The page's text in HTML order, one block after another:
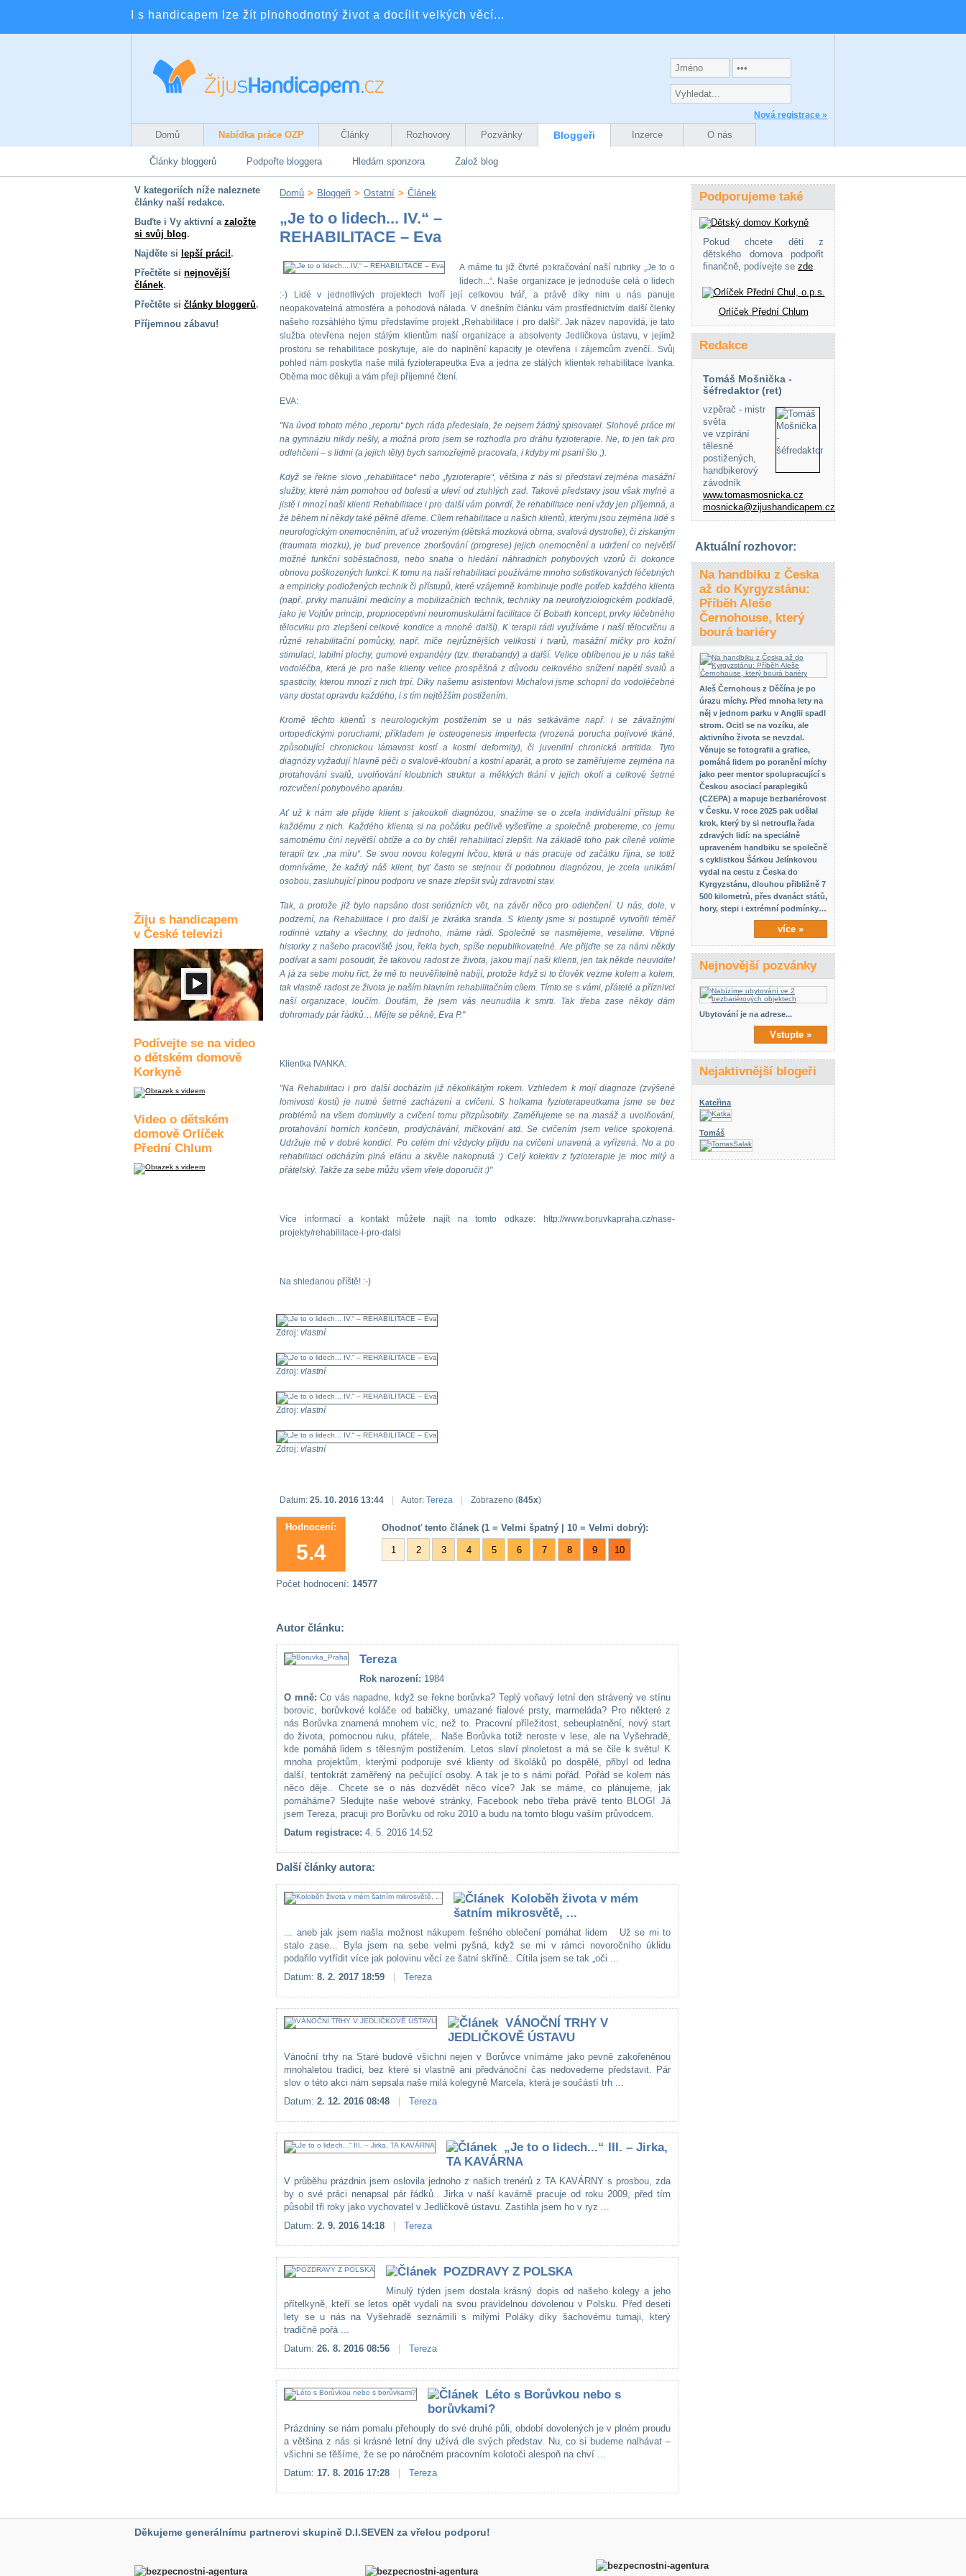
I s handicapem lze žít plnohodnotný život a docílit velkých věcí...
Nová registrace »
Domů Nabídka práce OZP Články Rozhovory Pozvánky Bloggeři Inzerce O nás
Články bloggerů Podpořte bloggera Hledám sponzora Založ blog
V kategoriích níže naleznete
články naší redakce.
Buďte i Vy aktivní a založte
si svůj blog.
Najděte si lepší práci!.
Přečtěte si nejnovější
článek.
Přečtěte si články bloggerů.
Příjemnou zábavu!
Žiju s handicapem
v České televizi
Podívejte se na video
o dětském domově
Korkyně
Video o dětském
domově Orlíček
Přední Chlum
Domů > Bloggeři > Ostatní > Článek
„Je to o lidech... IV.“ –
REHABILITACE – Eva
A máme tu již čtvrté pokračování naší rubriky „Je to o
lidech...“. Naše organizace je jednoduše celá o lidech
:-) Lidé v jednotlivých projektech tvoří její celkovou tvář, a právě díky nim u nás panuje
neopakovatelná atmosféra a pohodová nálada. V dnešním článku vám prostřednictvím další členky
našeho rozsáhlého týmu představíme projekt „Rehabilitace i pro další“. Jak název napovídá, je tato
služba otevřena nejen stálým klientům naší organizace a absolventy Jedličkova ústavu, v jejímž
prostoru se rehabilitace poskytuje, ale do naplnění kapacity je otevřena i zájemcům zvenčí.. Svůj
pohled nám poskytla naše milá fyzioterapeutka Eva a jedna ze stálých klientek rehabilitace Ivanka.
Oběma moc děkuji a vám přeji příjemné čtení.
EVA:
"Na úvod tohoto mého „reportu“ bych ráda předeslala, že nejsem žádný spisovatel. Slohové práce mi
na gymnáziu nikdy nešly, a možná proto jsem se rozhodla pro dráhu fyzioterapie. Ne, to jen tak pro
odlehčení – s lidmi (a jejich těly) bych samozřejmě pracovala, i kdyby mi psaní šlo ;).
Když se řekne slovo „rehabilitace“ nebo „fyzioterapie“, většina z nás si představí zejména masážní
služby, které nám pomohou od bolestí a uleví od ztuhlých zad. Takové představy jsou však mylné a
jistě i mnozí naši klienti Rehabilitace i pro další vám potvrdí, že rehabilitace není vždy jen příjemná, a
že během ní někdy také pěkně dřeme. Cílem rehabilitace u našich klientů, kterými jsou zejména lidé s
neurologickým onemocněním, ať už vrozeným (dětská mozková obrna, svalová dystrofie), či získaným
(traumata mozku), je buď prevence zhoršování (progrese) jejich onemocnění a udržení co největší
možné funkční soběstačnosti, nebo snaha o hledání náhradních pohybových vzorů či dokonce
obnovu poškozených funkcí. K tomu na naší rehabilitaci používáme mnoho sofistikovaných léčebných
a empiricky podložených technik či přístupů, které vzájemně kombinuje podle potřeb každého klienta
(např. prvky manuální medicíny a mobilizačních technik, techniky na neurofyziologickém podkladě,
jako je Vojtův princip, proprioceptivní neuromuskulární facilitace či Bobath koncept, prvky léčebného
tělocviku pro zlepšení celkové kondice a mnohé další). K terapii rádi využíváme i naší tělocvičnu a
různé rehabilitační pomůcky, např. míče nejrůznějších velikostí i tvarů, masážní míčky pro kožní
stimulaci, labilní plochy, gumové expandéry (tzv. therabandy) a další. Velice oblíbenou je u nás také
vodoléčba, která je pro naše klienty velice prospěšná z důvodu celkového snížení napětí svalů a
spasticity, kterou mnozí z nich trpí. Díky našemu asistentovi Michalovi jsme schopní do vodoléčebné
vany dostat opravdu každého, i s tím nejtěžším postižením.
Kromě těchto klientů s neurologickým postižením se u nás setkáváme např. i se závažnými
ortopedickými poruchami; příkladem je osteogenesis imperfecta (vrozená porucha pojivové tkáně,
způsobující chronickou lámavost kostí a kostní deformity), či juvenilní chronická artritida. Tyto
diagnózy vyžadují hlavně péči o svalově-kloubní a kostní aparát, a proto se zaměřujeme zejména na
protahování svalů, uvolňování kloubních struktur a měkkých tkání v jejich okolí a celkové šetrné
rozcvičení pohybového aparátu.
Ať už k nám ale přijde klient s jakoukoli diagnózou, snažíme se o zcela individuální přístup ke
každému z nich. Každého klienta si na počátku pečlivě vyšetříme a společně probereme, co jemu
samotnému činí největší obtíže a co by chtěl rehabilitací zlepšit. Na základě toho pak cíleně volíme
terapii tzv. „na míru“. Se svou novou kolegyní Ivčou, která u nás pracuje od začátku října, se totiž
domníváme, že každý náš klient, byť často se stejnou či podobnou diagnózou, je zcela unikátní
osobou, zasluhující plnou podporu ve snaze zlepšit svůj zdravotní stav.
Tak, a protože již bylo napsáno dost seriózních vět, na závěr něco pro odlehčení. U nás, dole, v
podzemí, na Rehabilitace i pro další je zkrátka sranda. S klienty jsme si postupně vytvořili téměř
rodinné vztahy a všechny, do jednoho, máme rádi. Společně se nasmějeme, veselíme. Vtipné
historky z našeho pracoviště jsou, řekla bych, spíše nepublikovatelné. Ale přijďte se za námi někdy
podívat a sami posoudit, že takovou radost ze života, jakou mají naši klienti, jen tak někde neuvidíte!
A já za sebe mohu říct, že mě to neuvěřitelně nabíjí, protože když si to člověk vezme kolem a kolem,
tak vlastně radost ze života je naším hlavním rehabilitačním cílem. Tímto se s vámi, přátelé a příznivci
naší organizace, loučím. Doufám, že jsem vás neunudila k smrti. Tak třeba zase někdy dám
dohromady pár řádků… Mějte se pěkně, Eva P."
Klientka IVANKA:
"Na Rehabilitaci i pro další docházím již několikátým rokem. Vzhledem k mojí diagnoze (zvýšené
lomivosti kostí) je nutné šetrné zacházení a cvičení. S holkama fyzioterapeutkama jsme se bez
problémů na všem domluvily a cvičení tomu přizpůsobily. Zaměřujeme se na masáž a uvolňování,
protahování horních končetin, prodýchávání, míčkování atd. Se cvičením jsem velice spokojená.
Udržuje mě v dobré kondici. Po celém dni vždycky přijdu na cvičení unavená a vyřízená. No a po
rehabilitaci odcházím plná elánu a skvěle nakopnutá :) Celý kolektiv z fyzioterapie je moc milý a
přátelský. Takže za sebe můžu všem vřele doporučit :)"
Více informací a kontakt můžete najít na tomto odkaze: http://www.boruvkapraha.cz/nase-
projekty/rehabilitace-i-pro-dalsi
Na shledanou příště! :-)
Zdroj: vlastní
Zdroj: vlastní
Zdroj: vlastní
Zdroj: vlastní
Datum: 25. 10. 2016 13:44 Autor: Tereza Zobrazeno (845x)
Hodnocení:
5.4
Ohodnoť tento článek (1 = Velmi špatný | 10 = Velmi dobrý):
1 2 3 4 5 6 7 8 9 10
Počet hodnocení: 14577
Autor článku:
Tereza
Rok narození: 1984
O mně: Co vás napadne, když se řekne borůvka? Teplý voňavý letní den strávený ve stínu
borovic, borůvkové koláče od babičky, umazané fialové prsty, marmeláda? Pro některé z
nás Borůvka znamená mnohem víc, než to. Pracovní příležitost, sebeuplatnění, nový start
do života, pomocnou ruku, přátele,.. Naše Borůvka totiž neroste v lese, ale na Vyšehradě,
kde pomáhá lidem s tělesným postižením. Letos slaví plnoletost a má se čile k světu! K
mnoha projektům, kterými podporuje své klienty od školáků po dospělé, přibyl od ledna
další, tentokrát zaměřený na pečující osoby. A tak je to s námi pořád. Pořád se kolem nás
něco děje.. Chcete se o nás dozvědět něco více? Jak se máme, co plánujeme, jak
pomáháme? Sledujte naše webové stránky, Facebook nebo třeba právě tento BLOG! Já
jsem Tereza, pracuji pro Borůvku od roku 2010 a budu na tomto blogu vaším průvodcem.
Datum registrace: 4. 5. 2016 14:52
Další články autora:
Koloběh života v mém
šatním mikrosvětě, ...
... aneb jak jsem našla možnost nákupem fešného oblečení pomáhat lidem Už se mi to
stalo zase... Byla jsem na sebe velmi pyšná, když se mi v rámci novoročního úklidu
podařilo vytřídit více jak polovinu věcí ze šatní skříně.. Cítila jsem se tak „oči ...
Datum: 8. 2. 2017 18:59 Tereza
VÁNOČNÍ TRHY V
JEDLIČKOVĚ ÚSTAVU
Vánoční trhy na Staré budově všichni nejen v Borůvce vnímáme jako pevně zakořeněnou
mnohaletou tradici, bez které si vlastně ani předvánoční čas nedovedeme představit. Pár
slov o této akci nám sepsala naše milá kolegyně Marcela, která je součástí trh ...
Datum: 2. 12. 2016 08:48 Tereza
„Je to o lidech...“ III. – Jirka,
TA KAVÁRNA
V průběhu prázdnin jsem oslovila jednoho z našich trenérů z TA KAVÁRNY s prosbou, zda
by o své práci nenapsal pár řádků.. Jirka v naší kavárně pracuje od roku 2009, před tím
působil tři roky jako vychovatel v Jedličkově ústavu. Zastihla jsem ho v ryz ...
Datum: 2. 9. 2016 14:18 Tereza
POZDRAVY Z POLSKA
Minulý týden jsem dostala krásný dopis od našeho kolegy a jeho
přítelkyně, kteří se letos opět vydali na svou pravidelnou dovolenou v Polsku. Před deseti
lety se u nás na Vyšehradě seznámili s milými Poláky díky šachovému turnaji, který
tradičně pořá ...
Datum: 26. 8. 2016 08:56 Tereza
Léto s Borůvkou nebo s
borůvkami?
Prázdniny se nám pomalu přehouply do své druhé půli, období dovolených je v plném proudu
a většina z nás si krásné letní dny užívá dle svých představ. Nu, co si budeme nalhávat –
všichni se těšíme, že se po náročném pracovním kolotoči alespoň na chví ...
Datum: 17. 8. 2016 17:28 Tereza
Podporujeme také
Pokud chcete děti z
dětského domova podpořit
finančně, podívejte se zde.
Orlíček Přední Chlum
Redakce
Tomáš Mošnička -
šéfredaktor (ret)
vzpěrač - mistr
světa
ve vzpírání
tělesně
postižených,
handbikerový
závodník
www.tomasmosnicka.cz
mosnicka@zijushandicapem.cz
Aktuální rozhovor:
Na handbiku z Česka
až do Kyrgyzstánu:
Příběh Aleše
Černohouse, který
bourá bariéry
Aleš Černohous z Děčína je po
úrazu míchy. Před mnoha lety na
něj v jednom parku v Anglii spadl
strom. Ocitl se na vozíku, ale
aktivního života se nevzdal.
Věnuje se fotografii a grafice,
pomáhá lidem po poranění míchy
jako peer mentor spolupracující s
Českou asociací paraplegiků
(CZEPA) a mapuje bezbariérovost
v Česku. V roce 2025 pak udělal
krok, který by si netroufla řada
zdravých lidí: na speciálně
upraveném handbiku se společně
s cyklistkou Šárkou Jelínkovou
vydal na cestu z Česka do
Kyrgyzstánu, dlouhou přibližně 7
500 kilometrů, přes dvanáct států,
hory, stepi i extrémní podmínky…
více »
Nejnovější pozvánky
Ubytování je na adrese...
Vstupte »
Nejaktivnější blogeři
Kateřina
Tomáš
Děkujeme generálnímu partnerovi skupině D.I.SEVEN za vřelou podporu!